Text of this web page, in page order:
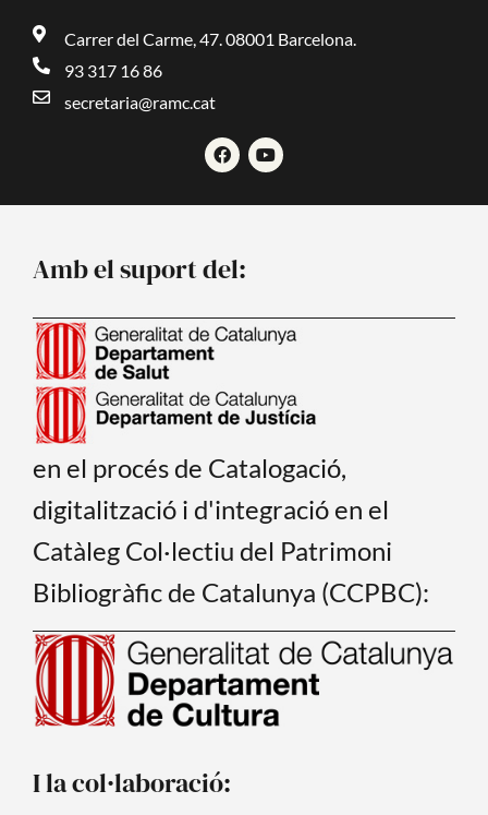
Carrer del Carme, 47. 08001 Barcelona.
93 317 16 86
secretaria@ramc.cat
F
a
c
k
Y
o
u
Amb el suport del:
en el procés de Catalogació,
digitalització i d'integració en el
Catàleg Col·lectiu del Patrimoni
Bibliogràfic de Catalunya (CCPBC):
I la col·laboració: